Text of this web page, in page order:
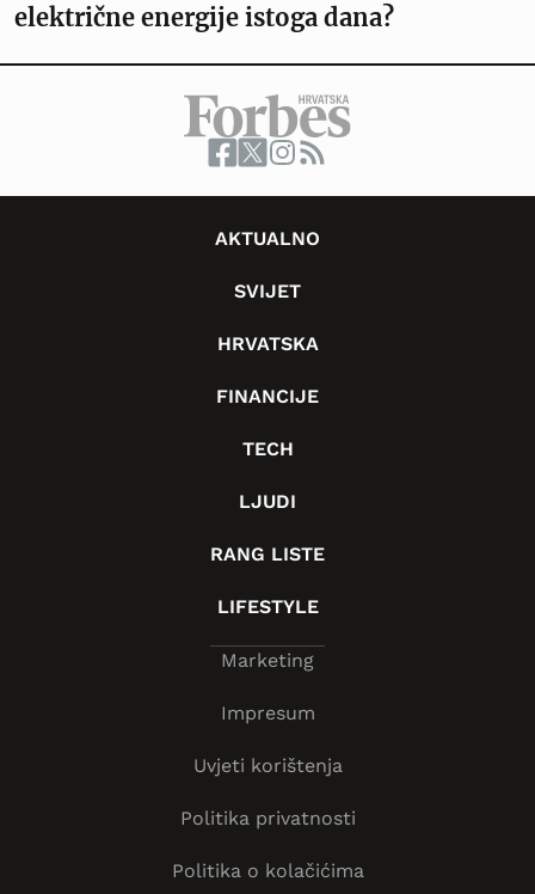
električne energije istoga dana?
AKTUALNO
SVIJET
HRVATSKA
FINANCIJE
TECH
LJUDI
RANG LISTE
LIFESTYLE
Marketing
Impresum
Uvjeti korištenja
Politika privatnosti
Politika o kolačićima